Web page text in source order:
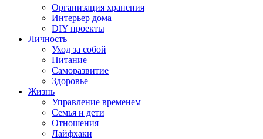
Организация хранения
Интерьер дома
DIY проекты
Личность
Уход за собой
Питание
Саморазвитие
Здоровье
Жизнь
Управление временем
Семья и дети
Отношения
Лайфхаки